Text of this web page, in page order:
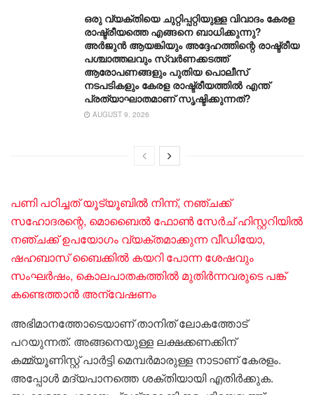
ഒരു വ്യക്തിയെ ചുറ്റിപ്പറ്റിയുള്ള വിവാദം കേരള
രാഷ്ട്രീയത്തെ എങ്ങനെ ബാധിക്കുന്നു?
അർജുൻ ആയങ്കിയും അദ്ദേഹത്തിന്റെ രാഷ്ട്രീയ
പശ്ചാത്തലവും സ്വർണക്കടത്ത്
ആരോപണങ്ങളും പുതിയ പൊലീസ്
നടപടികളും കേരള രാഷ്ട്രീയത്തിൽ എന്ത്
പ്രത്യാഘാതമാണ് സൃഷ്ടിക്കുന്നത്?
AUGUST 9, 2026
പണി പഠിച്ചത് യൂട്യൂബിൽ നിന്ന്, നഞ്ചക്ക്
സഹോദരന്റെ, മൊബൈൽ ഫോൺ സേർച് ഹിസ്റ്ററിയിൽ
നഞ്ചക്ക് ഉപയോഗം വ്യക്തമാക്കുന്ന വീഡിയോ,
ഷഹബാസ് ബൈക്കിൽ കയറി പോന്ന ശേഷവും
സംഘർഷം, കൊലപാതകത്തിൽ മുതിർന്നവരുടെ പങ്ക്
കണ്ടെത്താൻ അന്വേഷണം
അഭിമാനത്തോടെയാണ് താനിത് ലോകത്തോട്
പറയുന്നത്. അങ്ങനെയുള്ള ലക്ഷക്കണക്കിന്
കമ്മ്യൂണിസ്റ്റ് പാർട്ടി മെമ്പർമാരുള്ള നാടാണ് കേരളം.
അപ്പോൾ മദ്യപാനത്തെ ശക്തിയായി എതിർക്കുക.